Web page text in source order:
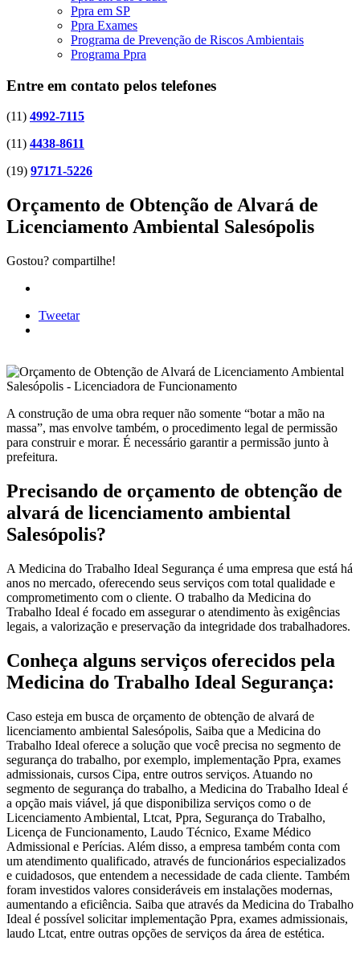
Ppra em SP
Ppra Exames
Programa de Prevenção de Riscos Ambientais
Programa Ppra
Entre em contato pelos telefones
(11) 4992-7115
(11) 4438-8611
(19) 97171-5226
Orçamento de Obtenção de Alvará de
Licenciamento Ambiental Salesópolis
Gostou? compartilhe!
Tweetar
A construção de uma obra requer não somente “botar a mão na
massa”, mas envolve também, o procedimento legal de permissão
para construir e morar. É necessário garantir a permissão junto à
prefeitura.
Precisando de orçamento de obtenção de
alvará de licenciamento ambiental
Salesópolis?
A Medicina do Trabalho Ideal Segurança é uma empresa que está há
anos no mercado, oferecendo seus serviços com total qualidade e
comprometimento com o cliente. O trabalho da Medicina do
Trabalho Ideal é focado em assegurar o atendimento às exigências
legais, a valorização e preservação da integridade dos trabalhadores.
Conheça alguns serviços oferecidos pela
Medicina do Trabalho Ideal Segurança:
Caso esteja em busca de orçamento de obtenção de alvará de
licenciamento ambiental Salesópolis, Saiba que a Medicina do
Trabalho Ideal oferece a solução que você precisa no segmento de
segurança do trabalho, por exemplo, implementação Ppra, exames
admissionais, cursos Cipa, entre outros serviços. Atuando no
segmento de segurança do trabalho, a Medicina do Trabalho Ideal é
a opção mais viável, já que disponibiliza serviços como o de
Licenciamento Ambiental, Ltcat, Ppra, Segurança do Trabalho,
Licença de Funcionamento, Laudo Técnico, Exame Médico
Admissional e Perícias. Além disso, a empresa também conta com
um atendimento qualificado, através de funcionários especializados
e cuidadosos, que entendem a necessidade de cada cliente. Também
foram investidos valores consideráveis em instalações modernas,
aumentando a eficiência. Saiba que através da Medicina do Trabalho
Ideal é possível solicitar implementação Ppra, exames admissionais,
laudo Ltcat, entre outras opções de serviços da área de estética.